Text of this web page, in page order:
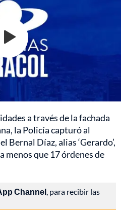
a través de la fachada
la Policía capturó al
Díaz, alias ‘Gerardo’,
menos que 17 órdenes de
Channel , para recibir las